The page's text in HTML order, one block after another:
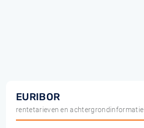
EURIBOR
rentetarieven en achtergrondinformatie